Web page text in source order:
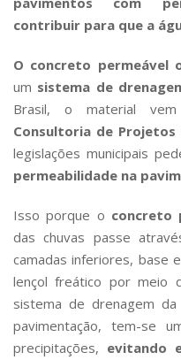
contribuir para que a
O concreto permeável
um sistema de
Brasil, o material
Consultoria de Projetos
legislações municipais
permeabilidade na
Isso porque o concreto
das chuvas passe
camadas inferiores, base
lençol freático por meio
sistema de drenagem
pavimentação, tem-se
precipitações, evitando